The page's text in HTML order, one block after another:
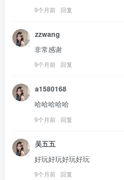
9个月前 回复
zzwang
非常感谢
9个月前 回复
a1580168
哈哈哈哈哈
9个月前 回复
吴五五
好玩好玩好玩好玩
9个月前 回复